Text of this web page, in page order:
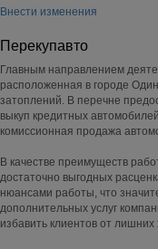
Внести изменения
Перекупавто
Главным направлением
расположенная в городе
затоплений. В перечне
выкуп кредитных
комиссионная продажа
В качестве преимуществ
достаточно выгодных
нюансами работы, что
дополнительных услуг
избавить клиентов от